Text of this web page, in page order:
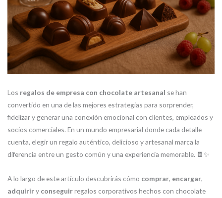
Los regalos de empresa con chocolate artesanal se han
convertido en una de las mejores estrategias para sorprender,
fidelizar y generar una conexión emocional con clientes, empleados y
socios comerciales. En un mundo empresarial donde cada detalle
cuenta, elegir un regalo auténtico, delicioso y artesanal marca la
diferencia entre un gesto común y una experiencia memorable. 🍫✨
A lo largo de este artículo descubrirás cómo comprar, encargar,
adquiriry conseguirregalos corporativos hechos con chocolate